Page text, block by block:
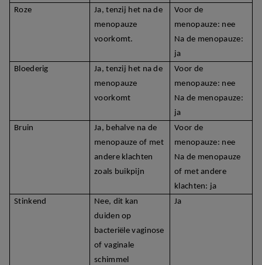
Roze
Ja, tenzij het na de
menopauze
voorkomt.
Voor de
menopauze: nee
Na de menopauze:
ja
Bloederig
Ja, tenzij het na de
menopauze
voorkomt
Voor de
menopauze: nee
Na de menopauze:
ja
Bruin
Ja, behalve na de
menopauze of met
andere klachten
zoals buikpijn
Voor de
menopauze: nee
Na de menopauze
of met andere
klachten: ja
Stinkend
Nee, dit kan
duiden op
bacteriële vaginose
of vaginale
schimmel
Ja